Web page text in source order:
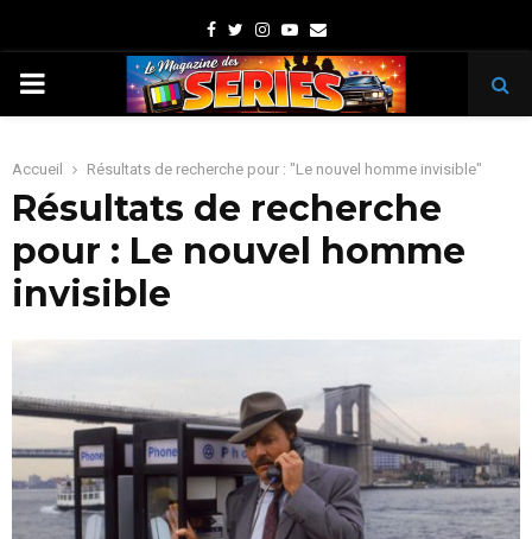
Facebook
TwitterInstagram
Youtube
Email
PRIMARY
Accueil Résultats de recherche pour : "Le nouvel homme invisible"
Résultats de recherche
pour : Le nouvel homme
invisible